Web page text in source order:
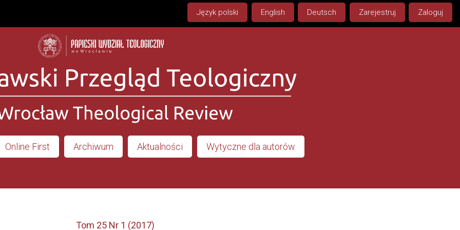
Język polski English Deutsch Zarejestruj Zaloguj
Online First Archiwum Aktualności Wytyczne dla autorów
Tom 25 Nr 1 (2017)